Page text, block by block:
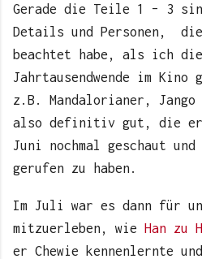
Gerade die Teile 1 – 3
Details und Personen,
beachtet habe, als ich
Jahrtausendwende im Kino
z.B. Mandalorianer, Jango
also definitiv gut, die
Juni nochmal geschaut
gerufen zu haben.
Im Juli war es dann für
mitzuerleben, wie Han zu
er Chewie kennenlernte